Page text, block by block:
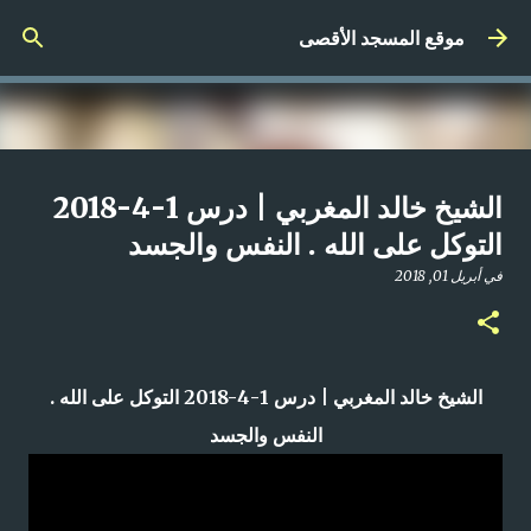
التخطي إلى المحتوى الرئيسيموقع المسجد الأقصى
صلاة المغرب مباشر من المسجد
الأقصى المبارك | الاثنين 21-4-2025م
فيأبريل 21, 2025
الشيخ خالد المغربي | درس 1-4-2018
التوكل على الله . النفس والجسد
فيأبريل 01, 2018
الشيخ خالد المغربي | درس 1-4-2018 التوكل على الله .
النفس والجسد